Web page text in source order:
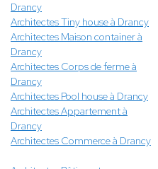
Drancy
Architectes Tiny house à Drancy
Architectes Maison container à
Drancy
Architectes Corps de ferme à
Drancy
Architectes Pool house à Drancy
Architectes Appartement à
Drancy
Architectes Commerce à Drancy